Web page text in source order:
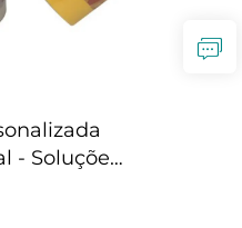
- Soluções